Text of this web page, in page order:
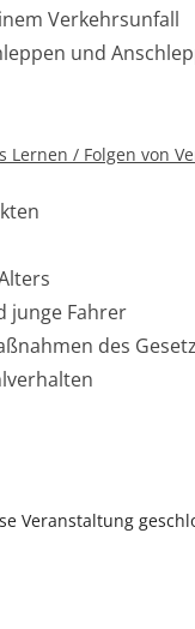
Verkehrsunfall
und
Lernen / Folgen von
junge Fahrer
des
Veranstaltung